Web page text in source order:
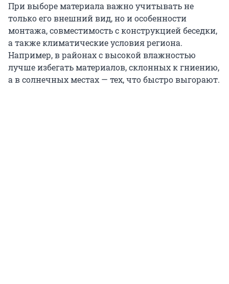
При выборе материала важно учитывать не
только его внешний вид, но и особенности
монтажа, совместимость с конструкцией беседки,
а также климатические условия региона.
Например, в районах с высокой влажностью
лучше избегать материалов, склонных к гниению,
а в солнечных местах — тех, что быстро выгорают.